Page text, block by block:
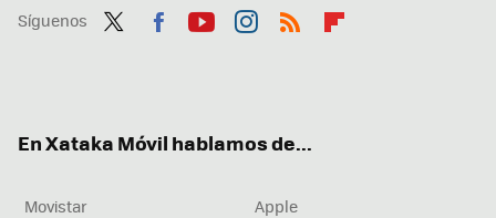
Síguenos
En Xataka Móvil hablamos de...
Movistar
Apple